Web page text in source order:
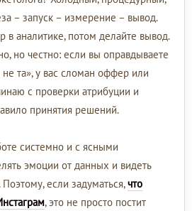
– запуск – измерение – вывод.
в аналитике, потом делайте вывод.
но честно: если вы оправдываете
не та», у вас сломан оффер или
с проверки атрибуции и
принятия решений.
системно и с ясными
эмоции от данных и видеть
если задуматься,что
, это не просто постит